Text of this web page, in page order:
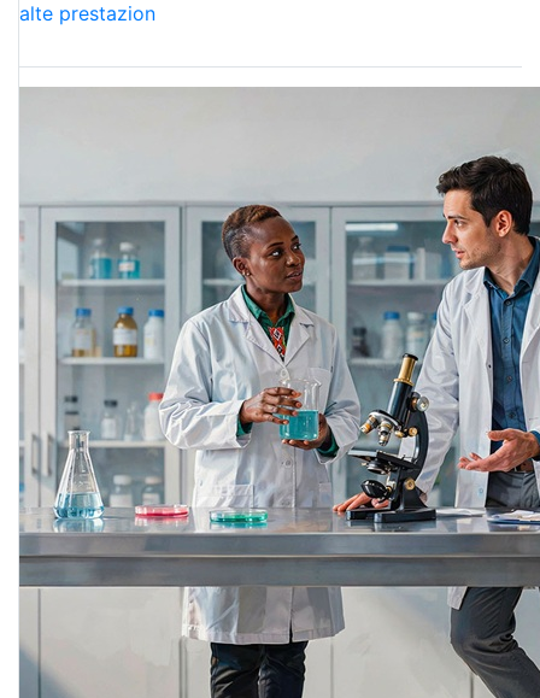
alte prestazion